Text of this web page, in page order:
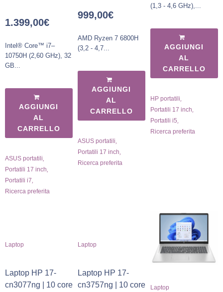
1.399,00€
Intel® Core™ i7–
10750H (2,60 GHz), 32
GB...
AGGIUNGI
AL
CARRELLO
ASUS portatili,
Portatili 17 inch,
Portatili i7,
Ricerca preferita
999,00€
AMD Ryzen 7 6800H
(3,2 - 4,7...
AGGIUNGI
AL
CARRELLO
ASUS portatili,
Portatili 17 inch,
Ricerca preferita
(1,3 - 4,6 GHz),...
AGGIUNGI
AL
CARRELLO
HP portatili
Portatili 17 inch
Portatili i5
Ricerca preferita
Laptop
Laptop HP 17-
cn3077ng | 10 core
Laptop
Laptop HP 17-
cn3757ng | 10 core
Laptop